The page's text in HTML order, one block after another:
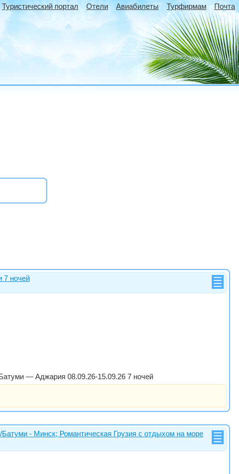
Туристический портал Отели Авиабилеты Турфирмам Почта
7 ночей
— Аджария 08.09.26-15.09.26 7 ночей
- Минск; Романтическая Грузия с отдыхом на море